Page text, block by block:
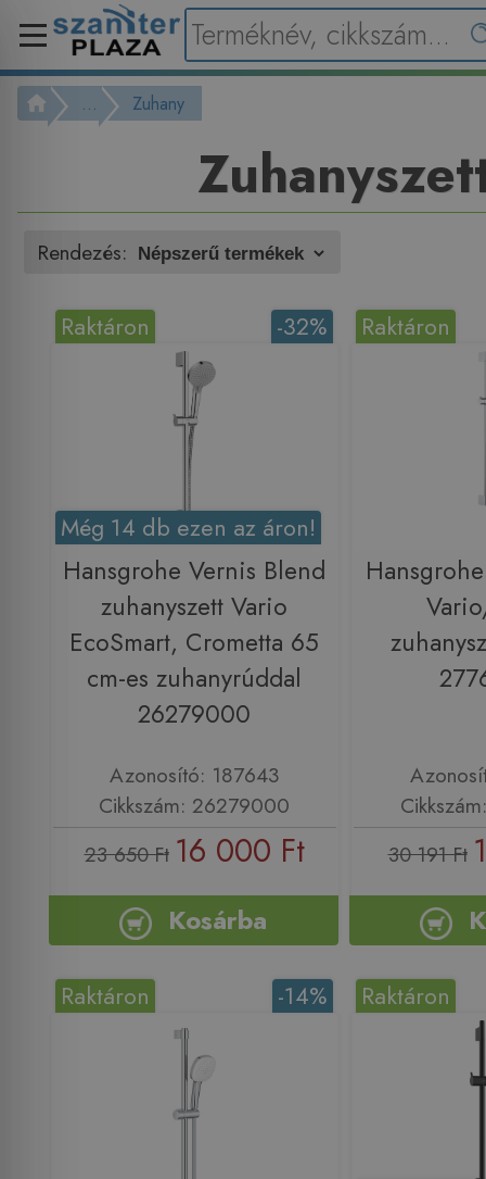
... Zuhany
Rendezés:
-32%
Raktáron
Még 14 db ezen az áron!
Hansgrohe Vernis Blend
zuhanyszett Vario
EcoSmart, Crometta 65
cm-es zuhanyrúddal
26279000
Azonosító: 187643
Cikkszám: 26279000
23 650 Ft 16 000 Ft
Kosárba
Raktáron
30 191 Ft
-14%
Raktáron Raktáron